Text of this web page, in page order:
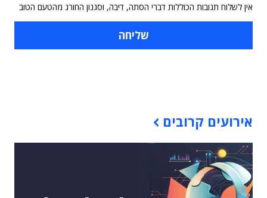
אין לשלוח תגובות הכוללות דברי הסתה, דיבה, וסגנון החורג מהטעם הטוב
אירועים קרובים